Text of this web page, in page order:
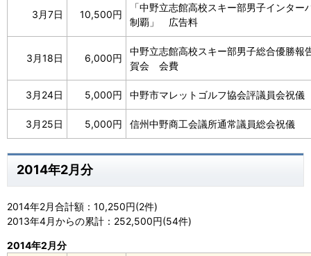
3月7日 10,500円
「中野立志館高校スキー部男子インター
制覇」 広告料
3月18日 6,000円
中野立志館高校スキー部男子総合優勝報
賀会 会費
3月24日 5,000円 中野市マレットゴルフ協会評議員会祝儀
3月25日 5,000円 信州中野商工会議所通常議員総会祝儀
2014年2月分
2014年2月合計額：10,250円(2件)
2013年4月からの累計：252,500円(54件)
2014年2月分